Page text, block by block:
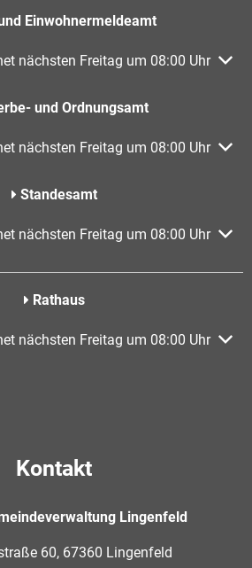
Einwohnermeldeamt
oder Schließzeiten
nächsten Freitag um 08:00 Uhr
und Ordnungsamt
oder Schließzeiten
nächsten Freitag um 08:00 Uhr
Standesamt
oder Schließzeiten
nächsten Freitag um 08:00 Uhr
Rathaus
oder Schließzeiten
nächsten Freitag um 08:00 Uhr
Kontakt
Lingenfeld
60, 67360 Lingenfeld